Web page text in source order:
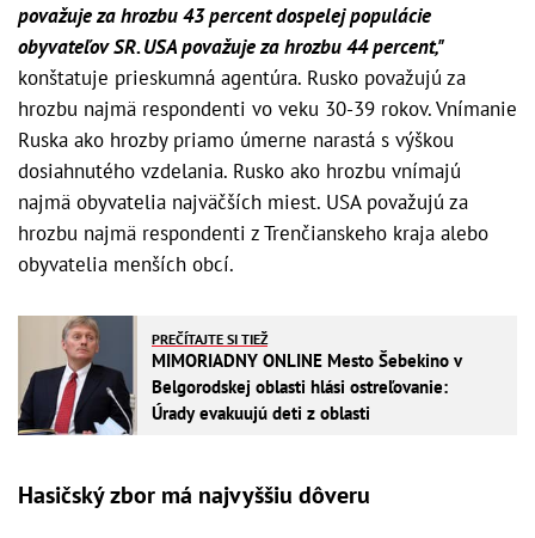
považuje za hrozbu 43 percent dospelej populácie
obyvateľov SR. USA považuje za hrozbu 44 percent,"
konštatuje prieskumná agentúra. Rusko považujú za
hrozbu najmä respondenti vo veku 30-39 rokov. Vnímanie
Ruska ako hrozby priamo úmerne narastá s výškou
dosiahnutého vzdelania. Rusko ako hrozbu vnímajú
najmä obyvatelia najväčších miest. USA považujú za
hrozbu najmä respondenti z Trenčianskeho kraja alebo
obyvatelia menších obcí.
PREČÍTAJTE SI TIEŽ
MIMORIADNY ONLINE Mesto Šebekino v
Belgorodskej oblasti hlási ostreľovanie:
Úrady evakuujú deti z oblasti
Hasičský zbor má najvyššiu dôveru